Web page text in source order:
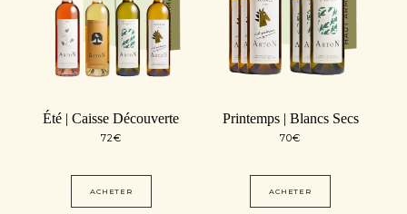
Été | Caisse Découverte
72€
ACHETER
Printemps | Blancs Secs
70€
ACHETER